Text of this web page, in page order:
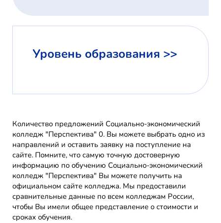
Уровень образования >>
Количество предложений Социально-экономический
колледж "Перспектива" 0. Вы можете выбрать одно из
направлений и оставить заявку на поступление на
сайте. Помните, что самую точную достоверную
информацию по обучению Социально-экономический
колледж "Перспектива" Вы можете получить на
официальном сайте колледжа. Мы предоставили
сравнительные данные по всем колледжам России,
чтобы Вы имели общее представление о стоимости и
сроках обучения.